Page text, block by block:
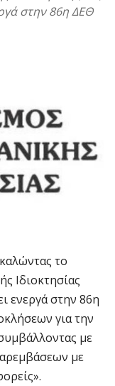
στην 86η ΔΕΘ
το
Ιδιοκτησίας
ενεργά στην 86η
για την
με
με